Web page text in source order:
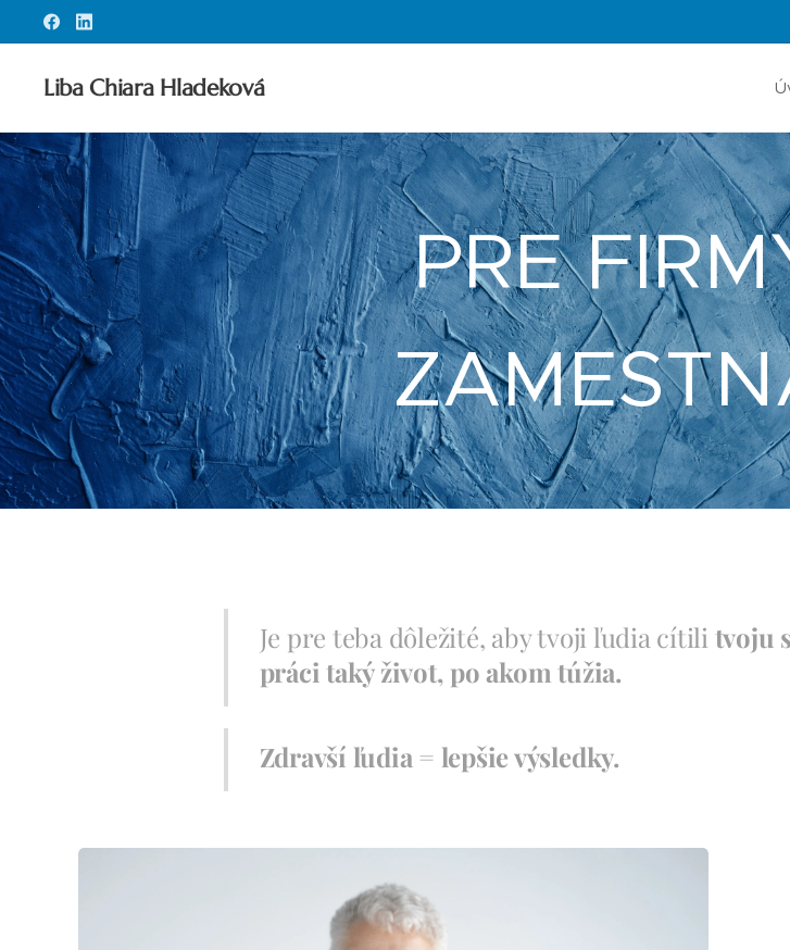
Liba Chiara Hladeková
PRE
Je pre teba dôležité, aby tvoji ľudia cítili tvoju
práci taký život, po akom túžia.
Zdravší ľudia = lepšie výsledky.